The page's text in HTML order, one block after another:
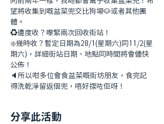
望將收集到嘅盆菜兜交比狗場🐶或者其他團
體。
♻️邊度收？嚟緊兩次回收街站！
❇️幾時收？暫定日期為28/1(星期六)同11/2(星
期六)，詳細街站日期、地點同時間將會儘快
公佈！
🔈所以咁多位會食盆菜嘅街坊朋友，食完記
得洗乾淨留返個兜，唔好揼咗佢呀！
分享此活動